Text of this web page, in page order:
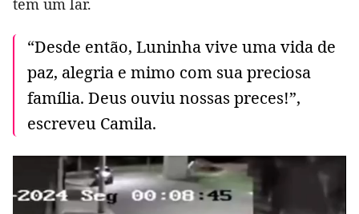
“Desde então, Luninha vive uma vida de
paz, alegria e mimo com sua preciosa
família. Deus ouviu nossas preces!”,
escreveu Camila.